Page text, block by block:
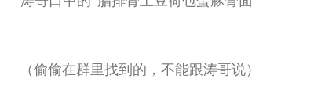
（偷偷在群里找到的，不能跟涛哥说）